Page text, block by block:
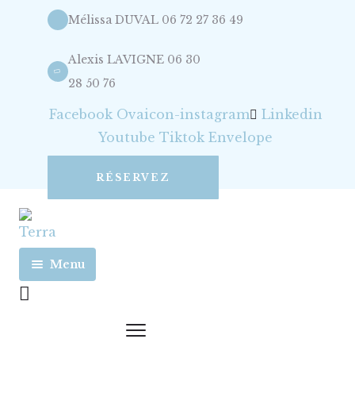
Mélissa DUVAL 06 72 27 36 49
Alexis LAVIGNE 06 30
28 50 76
Facebook Ovaicon-instagram
Linkedin
Youtube Tiktok Envelope
RÉSERVEZ
Menu
Accueil